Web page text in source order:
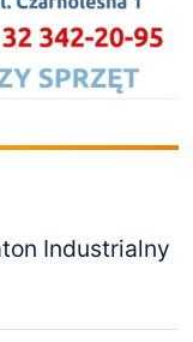
Industrialny